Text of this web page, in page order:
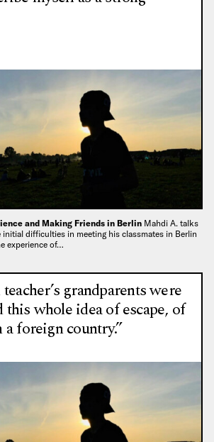
and Making Friends in Berlin Mahdi A. talks
difficulties in meeting his classmates in Berlin
experience of…
grandparents were
this whole idea of escape, of
foreign country.”